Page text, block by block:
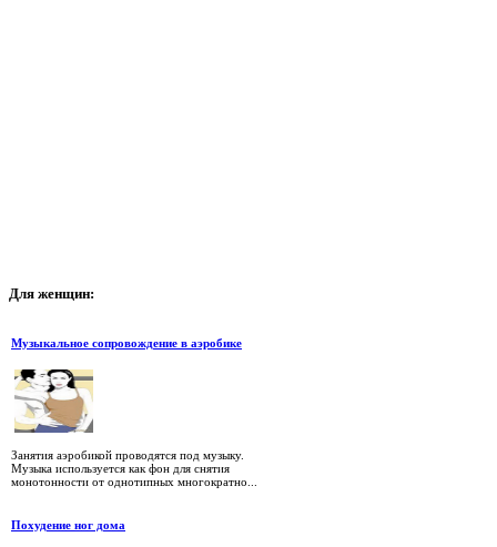
Для женщин:
Музыкальное сопровождение в аэробике
Занятия аэробикой проводятся под музыку.
Музыка используется как фон для снятия
монотонности от однотипных многократно...
Похудение ног дома